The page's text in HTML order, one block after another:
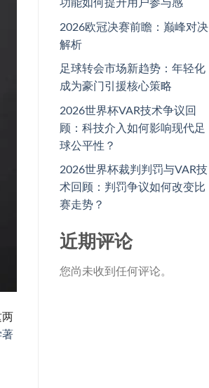
两
著
功能如何提升用户参与感
2026欧冠决赛前瞻：巅峰对决
解析
足球转会市场新趋势：年轻化
成为豪门引援核心策略
2026世界杯VAR技术争议回
顾：科技介入如何影响现代足
球公平性？
2026世界杯裁判判罚与VAR技
术回顾：判罚争议如何改变比
赛走势？
近期评论
您尚未收到任何评论。